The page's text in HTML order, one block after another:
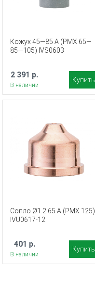
Кожух 45—85 А (PMX 65—
85—105) IVS0603
2 391 р.
В наличии
Купить
Сопло Ø1.2 65 A (PMX 125)
IVU0617-12
401 р.
В наличии
Купить